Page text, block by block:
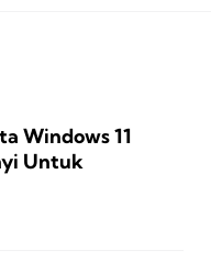
Windows 11
Untuk